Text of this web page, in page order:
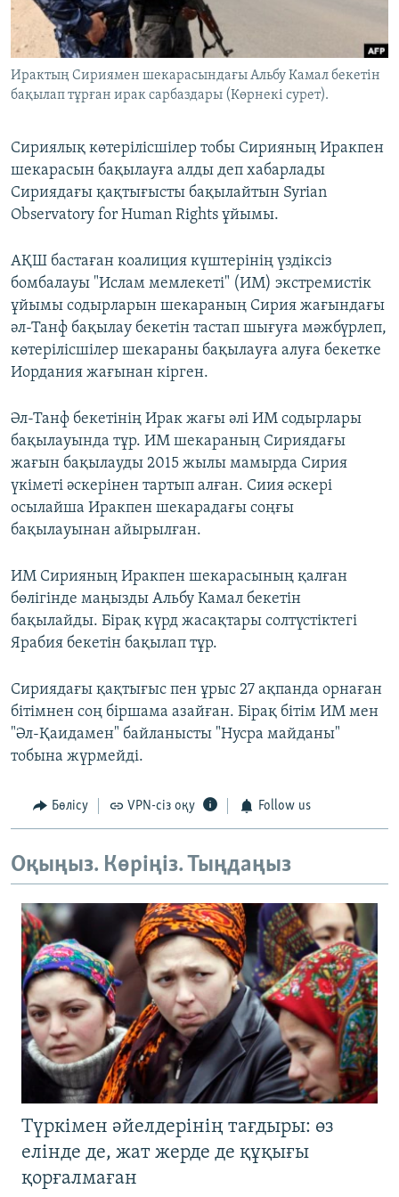
ЖАЗЫЛЫҢЫЗ
Басқа тілдерде
Ирактың Сириямен шекарасындағы Альбу Камал бекетін
бақылап тұрған ирак сарбаздары (Көрнекі сурет).
Сириялық көтерілісшілер тобы Сирияның Иракпен
шекарасын бақылауға алды деп хабарлады
Сириядағы қақтығысты бақылайтын Syrian
Observatory for Human Rights ұйымы.
АҚШ бастаған коалиция күштерінің үздіксіз
бомбалауы "Ислам мемлекеті" (ИМ) экстремистік
ұйымы содырларын шекараның Сирия жағындағы
әл-Танф бақылау бекетін тастап шығуға мәжбүрлеп,
көтерілісшілер шекараны бақылауға алуға бекетке
Иордания жағынан кірген.
Әл-Танф бекетінің Ирак жағы әлі ИМ содырлары
бақылауында тұр. ИМ шекараның Сириядағы
жағын бақылауды 2015 жылы мамырда Сирия
үкіметі әскерінен тартып алған. Сиия әскері
осылайша Иракпен шекарадағы соңғы
бақылауынан айырылған.
ИМ Сирияның Иракпен шекарасының қалған
бөлігінде маңызды Альбу Камал бекетін
бақылайды. Бірақ күрд жасақтары солтүстіктегі
Ярабия бекетін бақылап тұр.
Сириядағы қақтығыс пен ұрыс 27 ақпанда орнаған
бітімнен соң біршама азайған. Бірақ бітім ИМ мен
"Әл-Қаидамен" байланысты "Нусра майданы"
тобына жүрмейді.
Бөлісу VPN-сіз оқу Follow us
Оқыңыз. Көріңіз. Тыңдаңыз
Түркімен әйелдерінің тағдыры: өз
елінде де, жат жерде де құқығы
қорғалмаған